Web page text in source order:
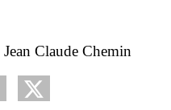
Claude Chemin